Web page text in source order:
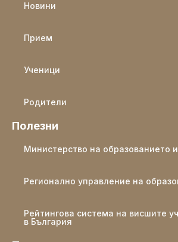
Новини
Прием
Ученици
Родители
Полезни
Министерство на образованието
Регионално управление на
Рейтингова система на висшите
в България